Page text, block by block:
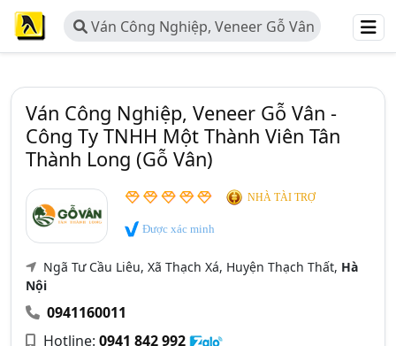
Ván Công Nghiệp, Veneer Gỗ Vân
- Công Ty TNHH Một Thành Viên
Ván Công Nghiệp, Veneer Gỗ Vân -
Công Ty TNHH Một Thành Viên Tân
Thành Long (Gỗ Vân)
NHÀ TÀI TRỢ
Được xác minh
Ngã Tư Cầu Liêu, Xã Thạch Xá, Huyện Thạch Thất, Hà
Nội
0941160011
Hotline: 0941 842 992